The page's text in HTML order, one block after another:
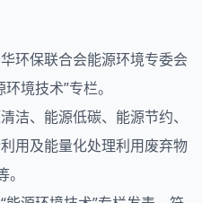
环保联合会能源环境专委会
境技术”专栏。
洁、能源低碳、能源节约、
用及能量化处理利用废弃物